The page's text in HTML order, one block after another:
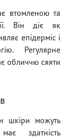
втомленою та
Він діє як
епідерміс і
Регулярне
обличчю сяяти
шкіри можуть
здатність